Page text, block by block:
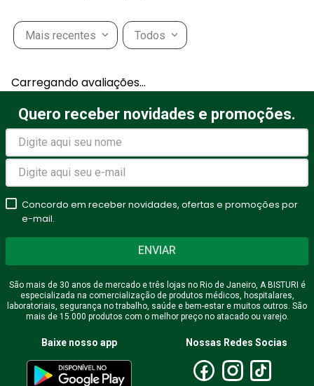
Mais recentes Todos
Carregando avaliações…
Quero receber novidades e promoções.
Concordo em receber novidades, ofertas e promoções por
e-mail.
ENVIAR
São mais de 30 anos de mercado e três lojas no Rio de Janeiro, A BISTURI é
especializada na comercialização de produtos médicos, hospitalares,
laboratoriais, segurança no trabalho, saúde e bem-estar e muitos outros. São
mais de 15.000 produtos com o melhor preço no atacado ou varejo.
Baixe nosso app Nossas Redes Socias